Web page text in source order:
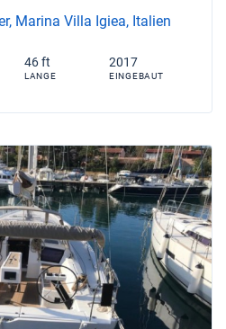
Marina Villa Igiea, Italien
46 ft
LANGE
2017
EINGEBAUT